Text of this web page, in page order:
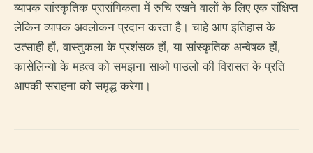
व्यापक सांस्कृतिक प्रासंगिकता में रुचि रखने वालों के लिए एक संक्षिप्त
लेकिन व्यापक अवलोकन प्रदान करता है। चाहे आप इतिहास के
उत्साही हों, वास्तुकला के प्रशंसक हों, या सांस्कृतिक अन्वेषक हों,
कासेलिन्यो के महत्व को समझना साओ पाउलो की विरासत के प्रति
आपकी सराहना को समृद्ध करेगा।